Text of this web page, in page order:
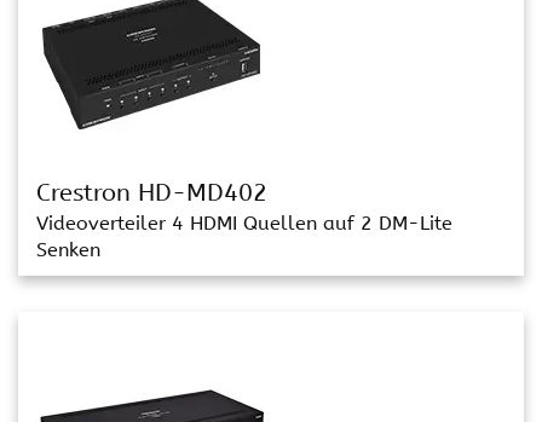
Crestron HD-MD402
Videoverteiler 4 HDMI Quellen auf 2 DM-Lite
Senken